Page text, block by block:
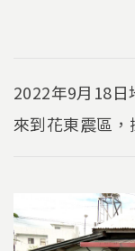
2022年9月18日
來到花東震區，